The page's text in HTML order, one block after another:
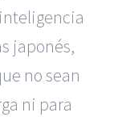
japonés,
no sean
ni para